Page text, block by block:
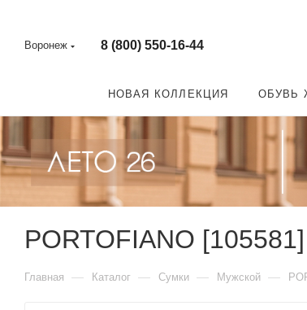
Воронеж 8 (800) 550-16-44
НОВАЯ КОЛЛЕКЦИЯ ОБУВЬ
PORTOFIANO [105581]
Главная — Каталог — Сумки — Мужской —